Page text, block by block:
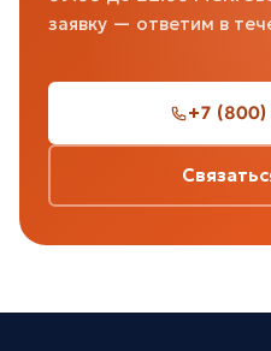
заявку — ответим в
+7